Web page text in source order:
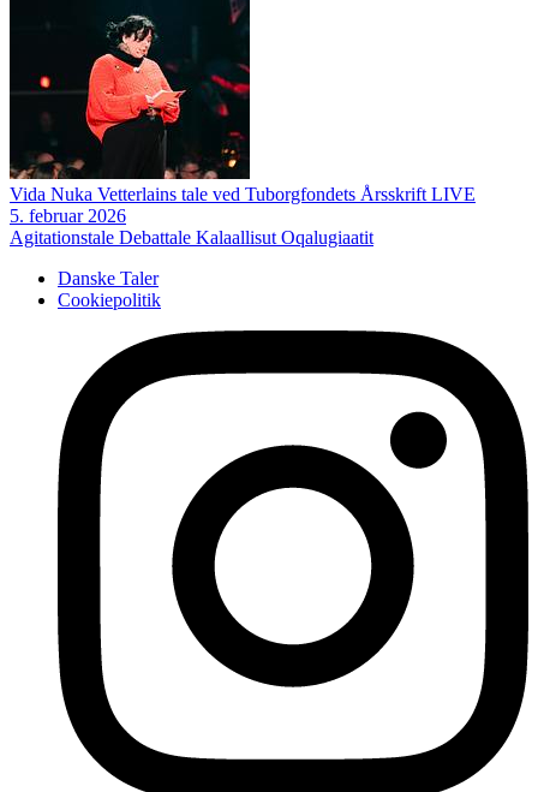
Vida Nuka Vetterlains tale ved Tuborgfondets Årsskrift LIVE
5. februar 2026
Agitationstale Debattale Kalaallisut Oqalugiaatit
Danske Taler
Cookiepolitik